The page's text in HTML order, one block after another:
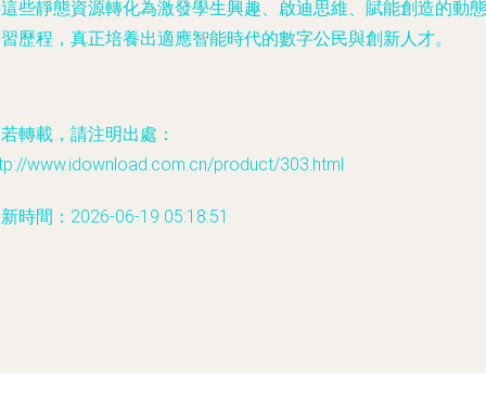
些靜態資源轉化為激發學生興趣、啟迪思維、賦能創造的動態
歷程，真正培養出適應智能時代的數字公民與創新人才。
轉載，請注明出處：
www.idownload.com.cn/product/303.html
時間：2026-06-19 05:18:51